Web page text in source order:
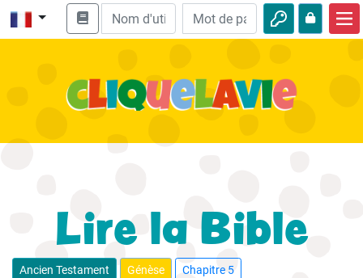
Enseignement biblique
Aventures
Loisirs
Lire la Bible
Ancien Testament Génèse Chapitre 5